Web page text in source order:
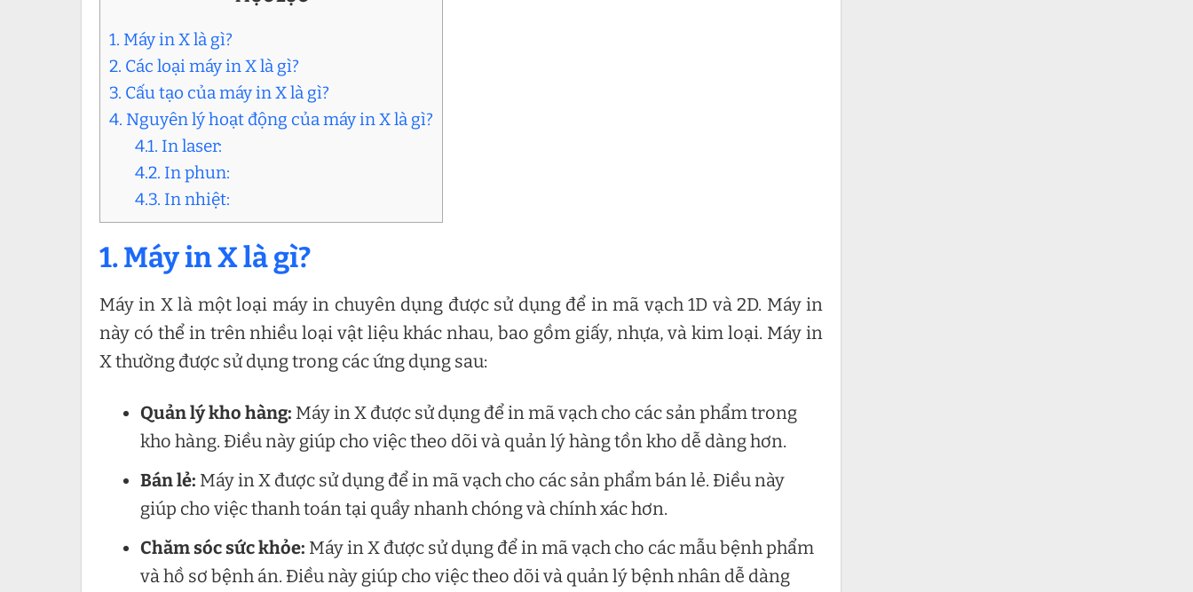
1. Máy in X là gì?
2. Các loại máy in X là gì?
3. Cấu tạo của máy in X là gì?
4. Nguyên lý hoạt động của máy in X là gì?
4.1. In laser:
4.2. In phun:
4.3. In nhiệt:
1. Máy in X là gì?
Máy in X là một loại máy in chuyên dụng được sử dụng để in mã vạch 1D và 2D. Máy in
này có thể in trên nhiều loại vật liệu khác nhau, bao gồm giấy, nhựa, và kim loại. Máy in
X thường được sử dụng trong các ứng dụng sau:
Quản lý kho hàng: Máy in X được sử dụng để in mã vạch cho các sản phẩm trong
kho hàng. Điều này giúp cho việc theo dõi và quản lý hàng tồn kho dễ dàng hơn.
Bán lẻ: Máy in X được sử dụng để in mã vạch cho các sản phẩm bán lẻ. Điều này
giúp cho việc thanh toán tại quầy nhanh chóng và chính xác hơn.
Chăm sóc sức khỏe: Máy in X được sử dụng để in mã vạch cho các mẫu bệnh phẩm
và hồ sơ bệnh án. Điều này giúp cho việc theo dõi và quản lý bệnh nhân dễ dàng